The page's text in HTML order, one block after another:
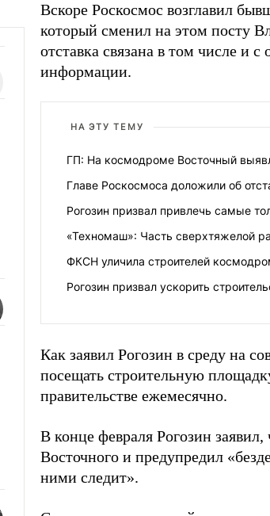
Вскоре Роскосмос возглавил
который сменил на этом посту
отставка связана в том числе и
информации.
НА ЭТУ ТЕМУ
ГП: На космодроме Восточный
Главе Роскосмоса доложили об
Рогозин призвал привлечь самые
«Техномаш»: Часть сверхтяжелой
ФКСН уличила строителей
Рогозин призвал ускорить
Как заявил Рогозин в среду на
посещать строительную
правительстве ежемесячно.
В конце февраля Рогозин
Восточного и предупредил
ними следит».